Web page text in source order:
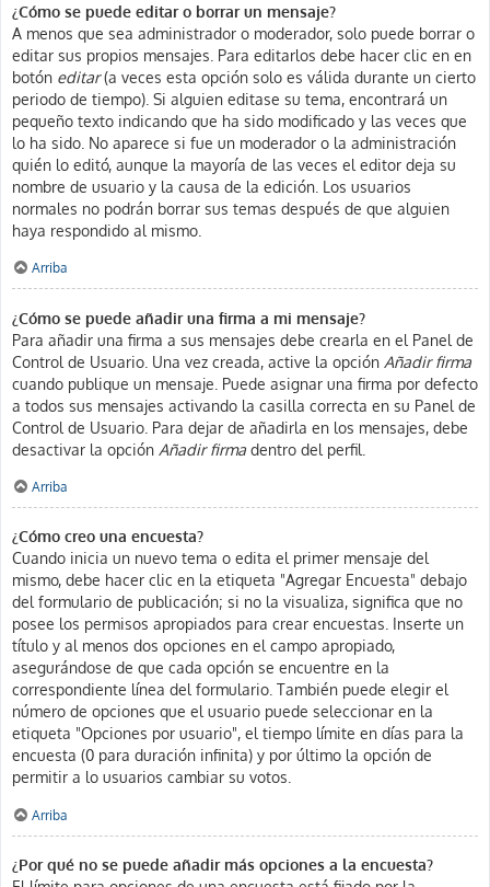
¿Cómo se puede editar o borrar un mensaje?
A menos que sea administrador o moderador, solo puede borrar o
editar sus propios mensajes. Para editarlos debe hacer clic en en
botón editar(a veces esta opción solo es válida durante un cierto
periodo de tiempo). Si alguien editase su tema, encontrará un
pequeño texto indicando que ha sido modificado y las veces que
lo ha sido. No aparece si fue un moderador o la administración
quién lo editó, aunque la mayoría de las veces el editor deja su
nombre de usuario y la causa de la edición. Los usuarios
normales no podrán borrar sus temas después de que alguien
haya respondido al mismo.
Arriba
¿Cómo se puede añadir una firma a mi mensaje?
Para añadir una firma a sus mensajes debe crearla en el Panel de
Control de Usuario. Una vez creada, active la opción Añadir firma
cuando publique un mensaje. Puede asignar una firma por defecto
a todos sus mensajes activando la casilla correcta en su Panel de
Control de Usuario. Para dejar de añadirla en los mensajes, debe
desactivar la opción Añadir firma dentro del perfil.
Arriba
¿Cómo creo una encuesta?
Cuando inicia un nuevo tema o edita el primer mensaje del
mismo, debe hacer clic en la etiqueta "Agregar Encuesta" debajo
del formulario de publicación; si no la visualiza, significa que no
posee los permisos apropiados para crear encuestas. Inserte un
título y al menos dos opciones en el campo apropiado,
asegurándose de que cada opción se encuentre en la
correspondiente línea del formulario. También puede elegir el
número de opciones que el usuario puede seleccionar en la
etiqueta "Opciones por usuario", el tiempo límite en días para la
encuesta (0 para duración infinita) y por último la opción de
permitir a lo usuarios cambiar su votos.
Arriba
¿Por qué no se puede añadir más opciones a la encuesta?